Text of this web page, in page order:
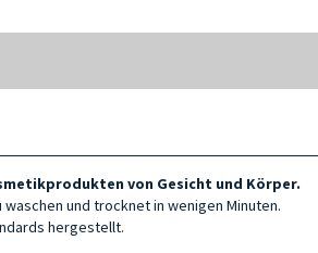
von Gesicht und Körper.
und trocknet in wenigen Minuten.
hergestellt.